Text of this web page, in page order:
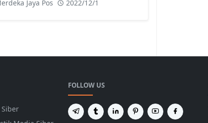
Jaya Pos 2022/12/1
FOLLOW US